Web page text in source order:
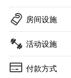
房间设施
活动设施
付款方式